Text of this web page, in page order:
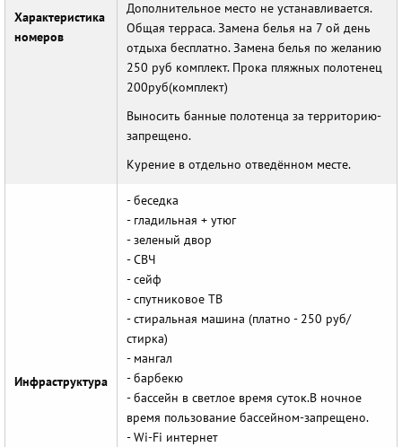
Характеристика
номеров
Дополнительное место не устанавливается.
Общая терраса. Замена белья на 7 ой день
отдыха бесплатно. Замена белья по желанию
250 руб комплект. Прока пляжных полотенец
200руб(комплект)
Выносить банные полотенца за территорию-
запрещено.
Курение в отдельно отведённом месте.
Инфраструктура
- беседка
- гладильная + утюг
- зеленый двор
- СВЧ
- сейф
- спутниковое ТВ
- стиральная машина (платно - 250 руб/
стирка)
- мангал
- барбекю
- бассейн в светлое время суток.В ночное
время пользование бассейном-запрещено.
- Wi-Fi интернет